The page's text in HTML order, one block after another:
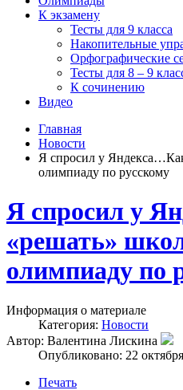
К экзамену
Тесты для 9 класса
Накопительные
Орфографические
Тесты для 8 – 9
К сочинению
Видео
Главная
Новости
Я спросил у
олимпиаду по русскому
Я спросил у
«решать»
олимпиаду по
Информация о материале
Категория: Новости
Автор: Валентина Лискина
Опубликовано: 22
Печать